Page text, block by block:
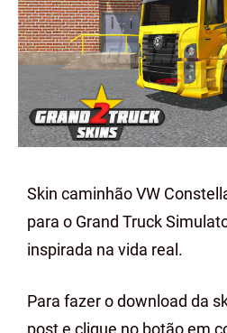
Skin caminhão VW
para o Grand Truck
inspirada na vida real.
Para fazer o download da
post e clique no botão em